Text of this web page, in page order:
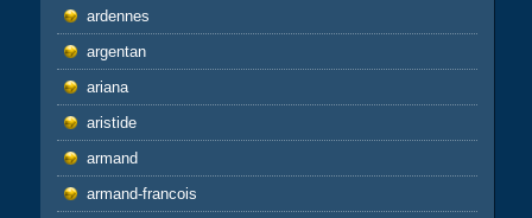
ardennes
argentan
ariana
aristide
armand
armand-francois